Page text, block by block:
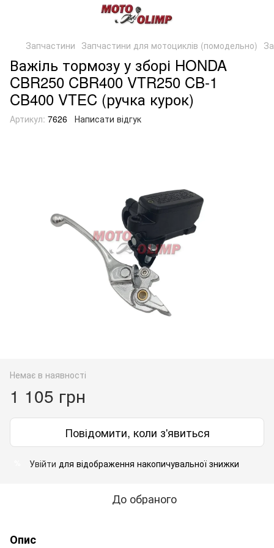
Запчастини Запчастини для мотоциклів (помодельно)
Важіль тормозу у зборі HONDA
CBR250 CBR400 VTR250 CB-1
CB400 VTEC (ручка курок)
Артикул: 7626 Написати відгук
Немає в наявності
1 105 грн
Повідомити, коли з'явиться
Увійти для відображення накопичувальної знижки
До обраного
Опис